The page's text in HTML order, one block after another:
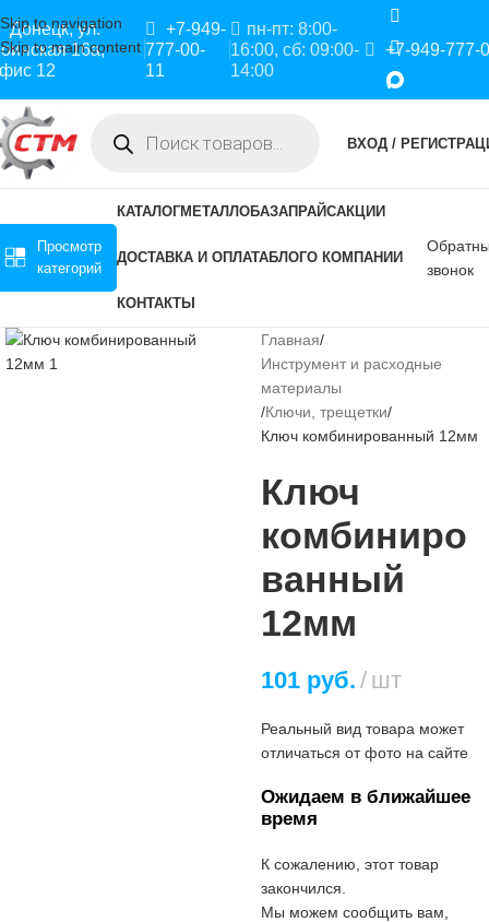
Skip to navigation
Skip to main content
Донецк, ул.
16а,
12
+7-949-
777-00-
11
пн-пт: 8:00-
16:00, сб: 09:00-
14:00
+7-949-777-
ВХОД /
Просмотр
категорий
КАТАЛОГМЕТАЛЛОБАЗАПРАЙСАКЦИИ
ДОСТАВКА И ОПЛАТАБЛОГО КОМПАНИИ
КОНТАКТЫ
звонок
Главная
Инструмент и расходные
материалы
Ключи, трещетки
Ключ комбинированный 12мм
Ключ
комбиниро
ванный
12мм
101руб. шт
Реальный вид товара может
отличаться от фото на сайте
Ожидаем в ближайшее
время
К сожалению, этот товар
закончился.
Мы можем сообщить вам,